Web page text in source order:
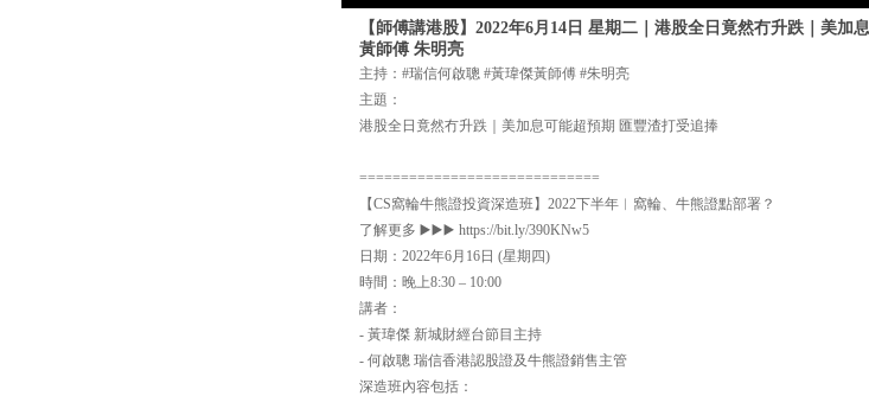
【師傅講港股】2022年6月14日 星期二｜港股全日竟然冇升跌｜美
黃師傅 朱明亮
主持：#瑞信何啟聰 #黃瑋傑黃師傅 #朱明亮
主題：
港股全日竟然冇升跌｜美加息可能超預期 匯豐渣打受追捧
=============================
【CS窩輪牛熊證投資深造班】2022下半年︱窩輪、牛熊證點部署？
了解更多 ▶️▶️▶️ https://bit.ly/390KNw5
日期：2022年6月16日 (星期四)
時間：晚上8:30 – 10:00
講者：
- 黃瑋傑 新城財經台節目主持
- 何啟聰 瑞信香港認股證及牛熊證銷售主管
深造班內容包括：